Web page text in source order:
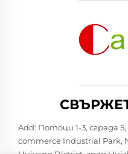
Add: Потоци 1-3, сграда
commerce Industrial Park,